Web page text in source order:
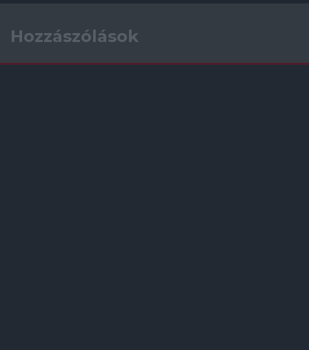
Hozzászólások